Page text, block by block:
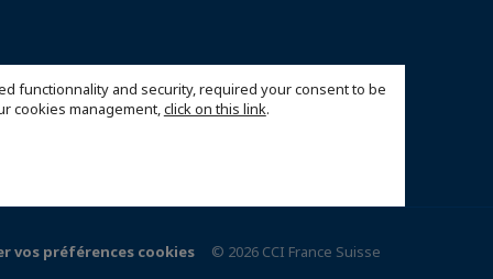
functionnality and security, required your consent to be
cookies management,click on this link.
vos préférences cookies © 2026 CCI France Suisse